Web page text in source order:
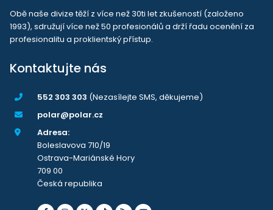
Obě naše divize těží z více než 30ti let zkušeností (založeno
1993), sdružují více než 50 profesionálů a drží řadu ocenění za
profesionalitu a proklientský přístup.
Kontaktujte nás
552 303 303 (Nezasílejte SMS, děkujeme)
polar@polar.cz
Adresa:
Boleslavova 710/19
Ostrava-Mariánské Hory
709 00
Česká republika